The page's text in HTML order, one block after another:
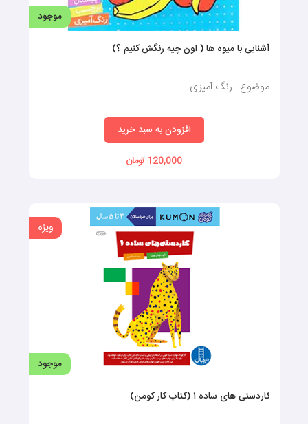
موجود
آشنایی با میوه ها ( اون چیه رنگش کنیم ؟)
موضوع : رنگ آمیزی
افزودن به سبد خرید
120,000 تومان
موجود
ویژه
کاردستی های ساده ۱ (کتاب کار کومن)